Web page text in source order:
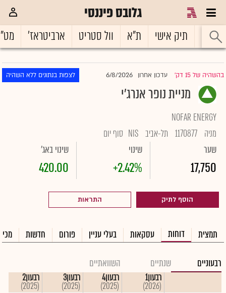
גלובס פיננסי
ראשי תיק אישי ת"א וול סטריט ארביטראז'
בהשהיה של 15 דק' |עדכון אחרון 6/8/2026 לצפות בנתונים ללא השהיה
מניית נופר אנרג'י
NOFAR ENERGY
מניה 1170877 תל-אביב NIS סוף יום
שער
17,750
שינוי
+2.42%
שינוי באג'
420.00
הוסף לתיק התראות
תמצית דוחות עסקאות בעלי עניין פורום חדשות
רבעוניים שנתיים השוואתיים
רבעון1
(2026)
רבעון4
(2025)
רבעון3
(2025)
רבעון2
(2025)